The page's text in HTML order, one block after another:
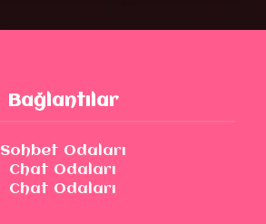
Bağlantılar
Sohbet Odaları
Chat Odaları
Chat Odaları